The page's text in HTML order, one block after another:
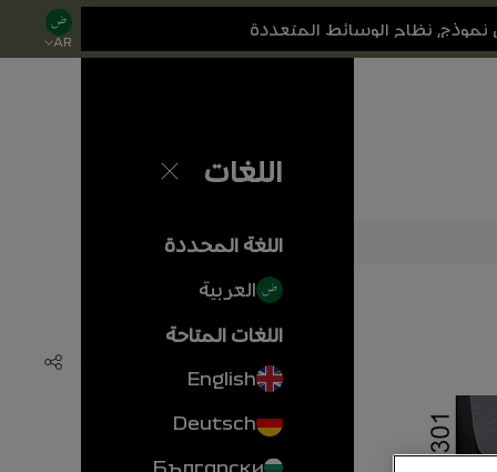
AR
اللغات إغلاق
اللغة المحددة
العربية
اللغات المتاحة
English
Deutsch
Български
أضف إلى
مشاركة